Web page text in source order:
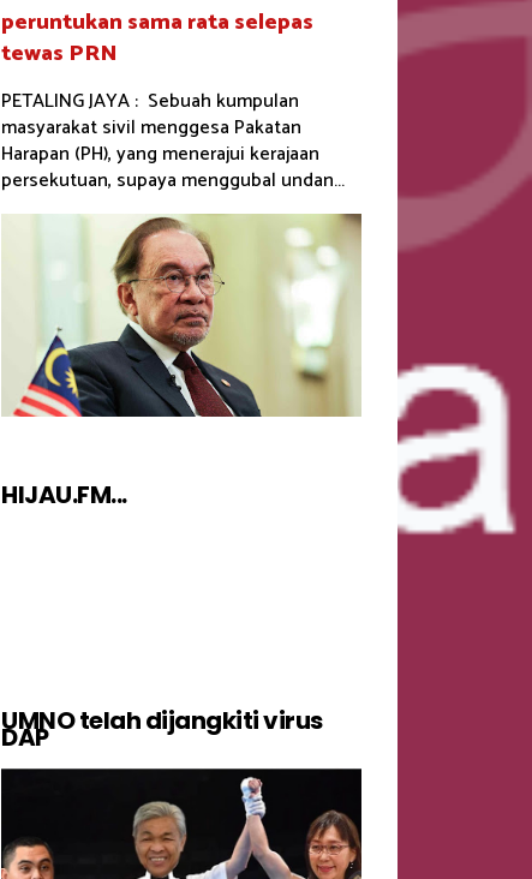
peruntukan sama rata selepas
tewas PRN
PETALING JAYA : Sebuah kumpulan
masyarakat sivil menggesa Pakatan
Harapan (PH), yang menerajui kerajaan
persekutuan, supaya menggubal undan...
HIJAU.FM...
UMNO telah dijangkiti virus
DAP